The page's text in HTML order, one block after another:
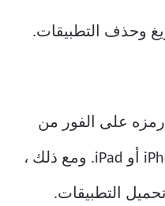
وحذف التطبيقات.
على الفور من
الشاشة الرئيسية لجهاز iPhone أو iPad. ومع ذلك ،
التطبيقات.